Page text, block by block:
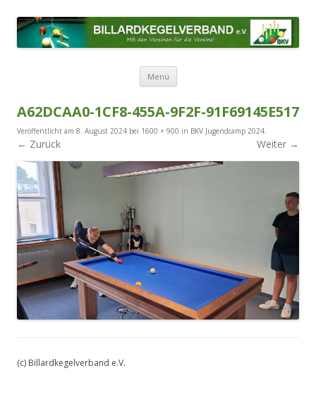
Menü Zum Inhalt springen
A62DCAA0-1CF8-455A-9F2F-91F69145E517
Veröffentlicht am 8. August 2024 bei 1600 × 900 in BKV Jugendcamp 2024.
← Zurück Weiter →
(c) Billardkegelverband e.V.